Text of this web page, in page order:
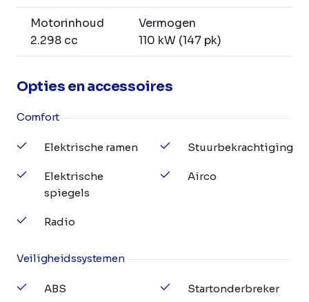
Motorinhoud
2.298 cc
Vermogen
110 kW (147 pk)
Opties en accessoires
Comfort
Elektrische ramen
Elektrische
spiegels
Radio
Stuurbekrachtiging
Airco
Veiligheidssystemen
ABS Startonderbreker